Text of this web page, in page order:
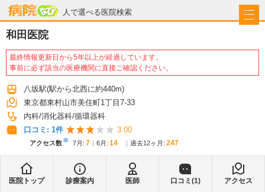
人で選べる医院検索
病院なび
和田医院
最終情報更新日から5年以上が経過しています。
事前に必ず該当の医療機関に直接ご確認ください。
八坂駅(駅から北西に約440m)
東京都東村山市美住町1丁目7-33
内科 消化器科 循環器科
口コミ: 1件 3.00
アクセス数※ 7月 : 7 6月 : 14 過去12ヶ月: 247
医院トップ 診療案内 医師 口コミ(1) アクセス